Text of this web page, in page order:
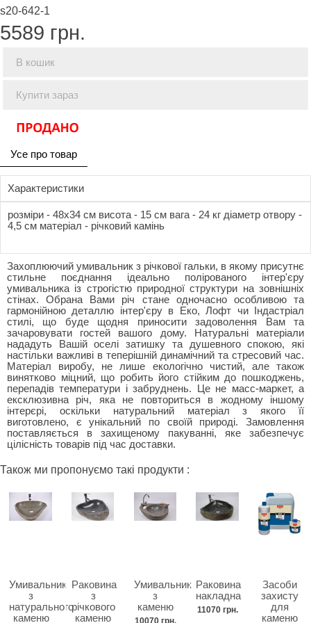
s20-642-1
5589 грн.
В кошик
Купити зараз
Усе про товар
Характеристики
розміри - 48x34 см висота - 15 см вага - 24 кг діаметр отвору -
4,5 см матеріал - річковий камінь
Захоплюючий умивальник з річкової гальки, в якому присутнє
стильне поєднання ідеально полірованого інтер'єру
умивальника із строгістю природної структури на зовнішніх
стінах. Обрана Вами річ стане одночасно особливою та
гармонійною деталлю інтер'єру в Еко, Лофт чи Індастріал
стилі, що буде щодня приносити задоволення Вам та
зачаровувати гостей вашого дому. Натуральні матеріали
нададуть Вашій оселі затишку та душевного спокою, які
настільки важливі в теперішній динамічний та стресовий час.
Матеріал виробу, не лише екологічно чистий, але також
винятково міцний, що робить його стійким до пошкоджень,
перепадів температури і забруднень. Це не масс-маркет, а
ексклюзивна річ, яка не повториться в жодному іншому
інтерєрі, оскільки натуральний матеріал з якого її
виготовлено, є унікальний по своїй природі. Замовлення
поставляється в захищеному пакуванні, яке забезпечує
цілісність товарів під час доставки.
Також ми пропонуємо такі продукти :
Умивальник
з
натурального
каменю
Раковина
з
річкового
каменю
Умивальник
з
каменю
Раковина
накладна
11070 грн.
Засоби
захисту
для
каменю